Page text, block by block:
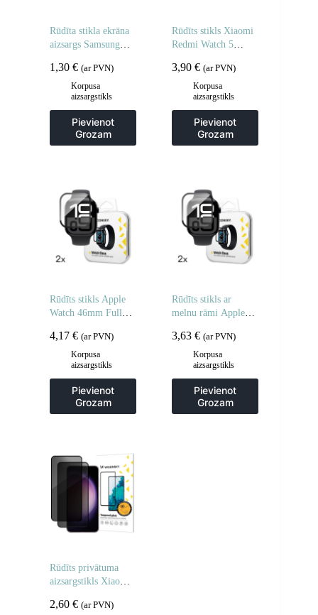
Rūdīta stikla ekrāna
aizsargs Samsung
stikla ekrāna aizsargs
– 2 gab.
1,30 € (ar PVN)
Korpusa
aizsargstikls
Pievienot
Grozam
Rūdīts stikls Xiaomi
Redmi Watch 5
gab.
3,90€ (ar PVN)
Korpusa
aizsargstikls
Pievienot
Grozam
Rūdīts stikls Apple
Watch 46mm Full
4,17 € (ar PVN)
Korpusa
aizsargstikls
Pievienot
Grozam
Rūdīts stikls ar
melnu rāmi Apple
Glue – 2 gab.
3,63€ (ar PVN)
Korpusa
aizsargstikls
Pievienot
Grozam
Rūdīts privātuma
aizsargstikls Xiaomi
aizsargstikliem – 2
2,60 € (ar PVN)